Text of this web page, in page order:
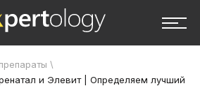
\
и Элевит | Определяем лучший